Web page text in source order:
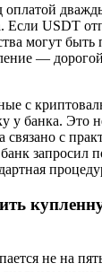
Если USDT
могут быть
—
с
у банка. Это
связано с
запросил
не на